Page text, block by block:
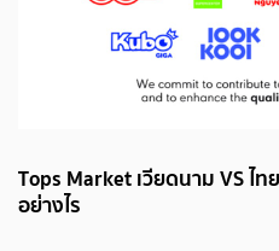
Tops Market เวียดนาม VS ไ
อย่างไร